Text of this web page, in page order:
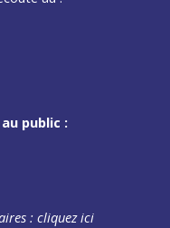
public :
:cliquez ici